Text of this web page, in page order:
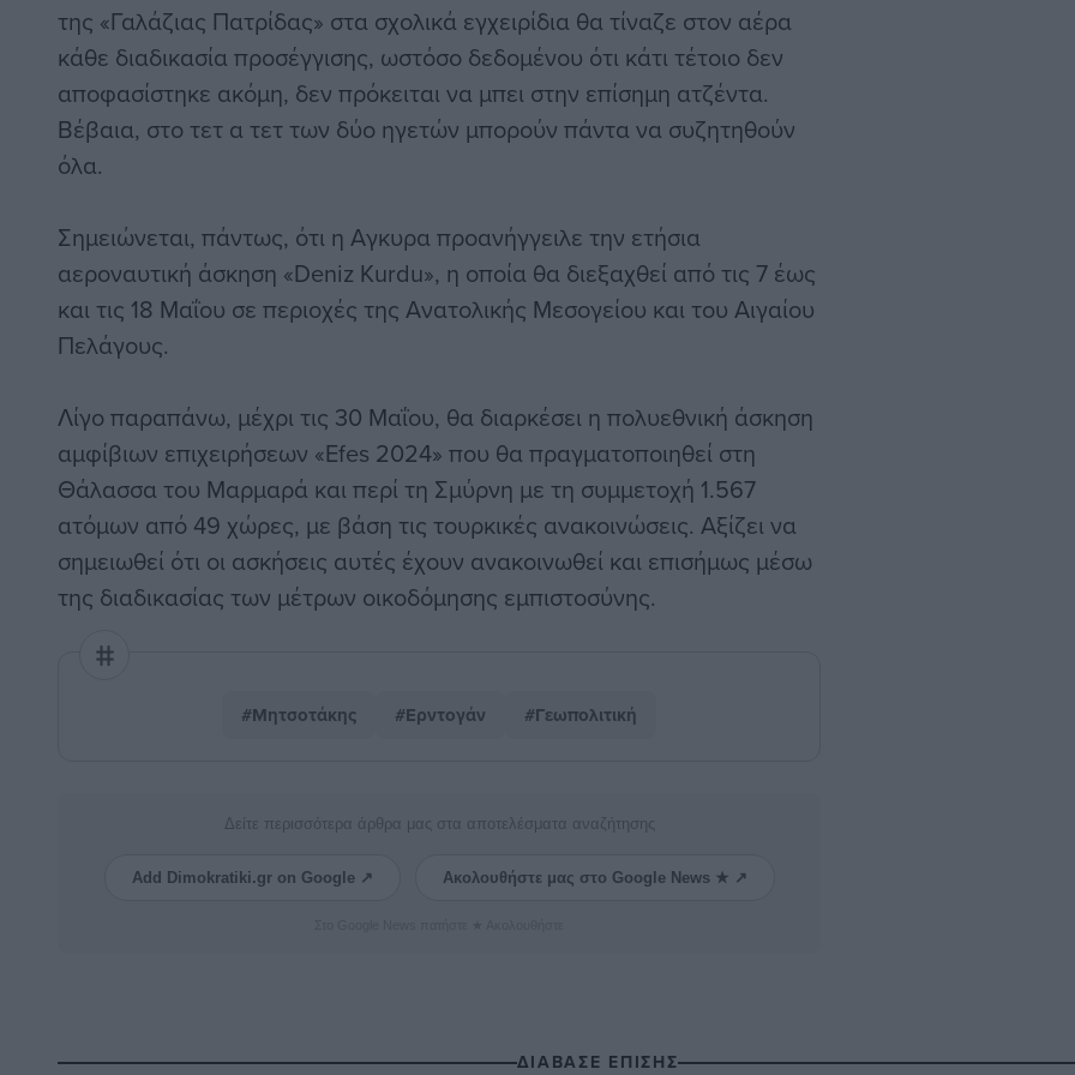
της «Γαλάζιας Πατρίδας» στα σχολικά εγχειρίδια θα τίναζε στον αέρα
κάθε διαδικασία προσέγγισης, ωστόσο δεδομένου ότι κάτι τέτοιο δεν
αποφασίστηκε ακόμη, δεν πρόκειται να μπει στην επίσημη ατζέντα.
Βέβαια, στο τετ α τετ των δύο ηγετών μπορούν πάντα να συζητηθούν
όλα.
Σημειώνεται, πάντως, ότι η Αγκυρα προανήγγειλε την ετήσια
αεροναυτική άσκηση «Deniz Kurdu», η οποία θα διεξαχθεί από τις 7 έως
και τις 18 Μαΐου σε περιοχές της Ανατολικής Μεσογείου και του Αιγαίου
Πελάγους.
Λίγο παραπάνω, μέχρι τις 30 Μαΐου, θα διαρκέσει η πολυεθνική άσκηση
αμφίβιων επιχειρήσεων «Efes 2024» που θα πραγματοποιηθεί στη
Θάλασσα του Μαρμαρά και περί τη Σμύρνη με τη συμμετοχή 1.567
ατόμων από 49 χώρες, με βάση τις τουρκικές ανακοινώσεις. Αξίζει να
σημειωθεί ότι οι ασκήσεις αυτές έχουν ανακοινωθεί και επισήμως μέσω
της διαδικασίας των μέτρων οικοδόμησης εμπιστοσύνης.
#Μητσοτάκης #Ερντογάν #Γεωπολιτική
Δείτε περισσότερα άρθρα μας στα αποτελέσματα αναζήτησης
Add Dimokratiki.gr on Google ↗ Ακολουθήστε μας στο Google News ★ ↗
ΔΙΑΒΑΣΕ ΕΠΙΣΗΣ